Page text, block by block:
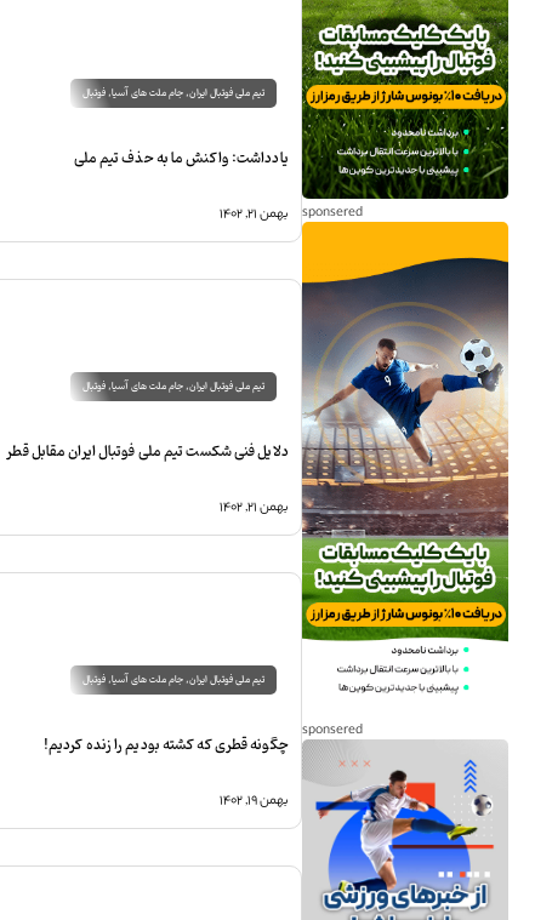
تیم ملی فوتبال ایران,جام ملت های آسیا,فوتبال
یادداشت: واکنش ما به حذف تیم ملی
بهمن ۲۱, ۱۴۰۲
تیم ملی فوتبال ایران,جام ملت های آسیا,فوتبال
دلایل فنی شکست تیم ملی فوتبال ایران مقابل قطر
بهمن ۲۱, ۱۴۰۲
تیم ملی فوتبال ایران,جام ملت های آسیا,فوتبال
چگونه قطری که کشته بودیم را زنده کردیم!
بهمن ۱۹, ۱۴۰۲